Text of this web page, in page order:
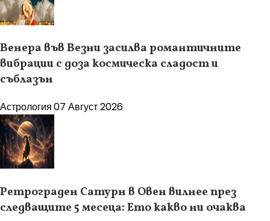
Венера във Везни засилва романтичните
вибрации с доза космическа сладост и
съблазън
Астрология07 Август 2026
Ретрограден Сатурн в Овен вилнее през
следващите 5 месеца: Ето какво ни очаква